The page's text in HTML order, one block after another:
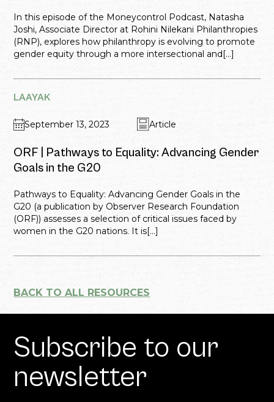
In this episode of the Moneycontrol Podcast, Natasha
Joshi, Associate Director at Rohini Nilekani Philanthropies
(RNP), explores how philanthropy is evolving to promote
gender equity through a more intersectional and[...]
LAAYAK
September 13, 2023 Article
ORF | Pathways to Equality: Advancing Gender
Goals in the G20
Pathways to Equality: Advancing Gender Goals in the
G20 (a publication by Observer Research Foundation
(ORF)) assesses a selection of critical issues faced by
women in the G20 nations. It is[...]
BACK TO ALL RESOURCES
Subscribe to our
newsletter